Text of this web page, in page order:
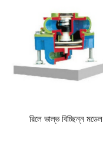
রিলে ভাল্ভ বিচ্ছিন্ন মডেল